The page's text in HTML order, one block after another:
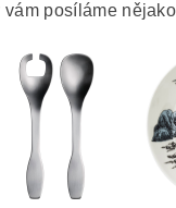
vám posíláme